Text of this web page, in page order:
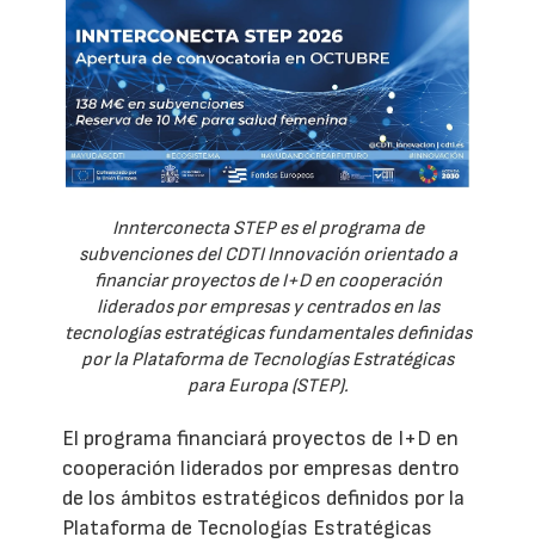
Innterconecta STEP es el programa de
subvenciones del CDTI Innovación orientado a
financiar proyectos de I+D en cooperación
liderados por empresas y centrados en las
tecnologías estratégicas fundamentales definidas
por la Plataforma de Tecnologías Estratégicas
para Europa (STEP).
El programa financiará proyectos de I+D en
cooperación liderados por empresas dentro
de los ámbitos estratégicos definidos por la
Plataforma de Tecnologías Estratégicas